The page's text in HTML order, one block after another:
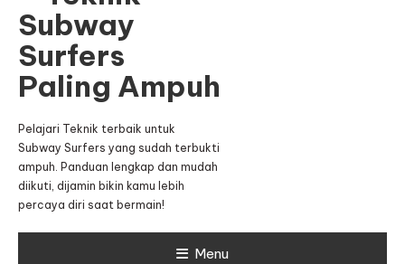
Subway
Surfers
Paling Ampuh
Pelajari Teknik terbaik untuk
Subway Surfers yang sudah terbukti
ampuh. Panduan lengkap dan mudah
diikuti, dijamin bikin kamu lebih
percaya diri saat bermain!
Menu